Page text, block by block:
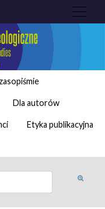
Dla autorów
Etyka publikacyjna